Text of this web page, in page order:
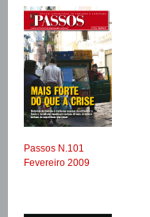
Passos N.101
Fevereiro 2009